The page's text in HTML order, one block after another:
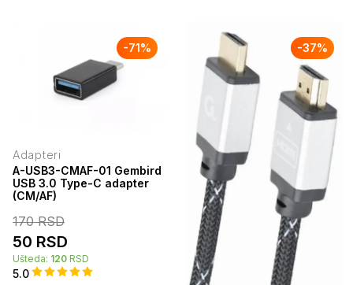
-71%
Adapteri
A-USB3-CMAF-01 Gembird
USB 3.0 Type-C adapter
(CM/AF)
5.0
170RSD
50 RSD
Ušteda: 120 RSD
-37%